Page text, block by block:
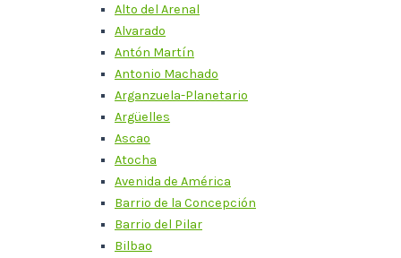
Alto del Arenal
Alvarado
Antón Martín
Antonio Machado
Arganzuela-Planetario
Argüelles
Ascao
Atocha
Avenida de América
Barrio de la Concepción
Barrio del Pilar
Bilbao